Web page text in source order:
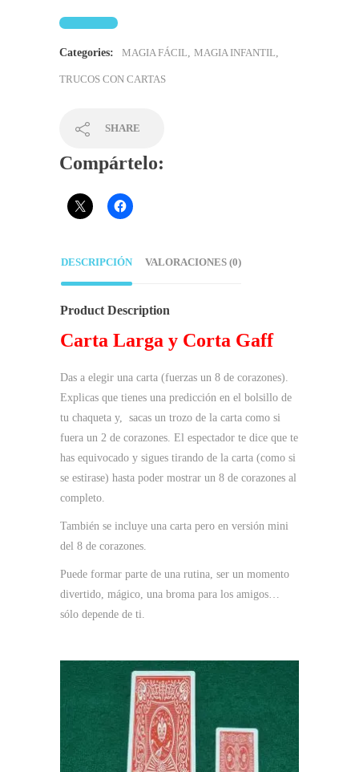
Categories: MAGIA FÁCIL, MAGIA INFANTIL,
TRUCOS CON CARTAS
SHARE
Compártelo:
DESCRIPCIÓN VALORACIONES (0)
Product Description
Carta Larga y Corta Gaff
Das a elegir una carta (fuerzas un 8 de corazones).
Explicas que tienes una predicción en el bolsillo de
tu chaqueta y, sacas un trozo de la carta como si
fuera un 2 de corazones. El espectador te dice que te
has equivocado y sigues tirando de la carta (como si
se estirase) hasta poder mostrar un 8 de corazones al
completo.
También se incluye una carta pero en versión mini
del 8 de corazones.
Puede formar parte de una rutina, ser un momento
divertido, mágico, una broma para los amigos…
sólo depende de ti.